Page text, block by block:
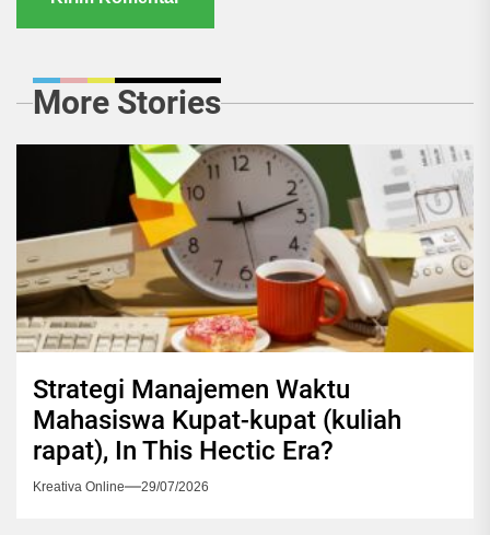
More Stories
Strategi Manajemen Waktu
Mahasiswa Kupat-kupat (kuliah
rapat), In This Hectic Era?
Kreativa Online 29/07/2026